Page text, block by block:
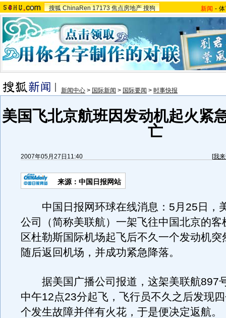
搜狐 ChinaRen 17173 焦点房地产 搜狗 新闻 -
新闻中心 > 国际新闻 > 国际要闻 > 时事快报
美国飞北京航班因发动机起火紧
亡
2007年05月27日11:40 [我
来源：中国日报网站
中国日报网环球在线消息：5月25日，
公司（简称美联航）一架飞往中国北京的客
区杜勒斯国际机场起飞后不久一个发动机突
随后返回机场，并成功紧急降落。
据美国广播公司报道，这架美联航897
中午12点23分起飞，飞行员不久之后发现
个发生故障并伴有火花，于是便决定返航。